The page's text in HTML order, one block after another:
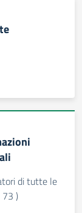
di tutte le
73 )